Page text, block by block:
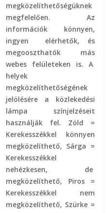
megközelíthetőségüknek
megfelelően. Az
információk könnyen,
ingyen elérhetők, és
megooszthatók más
webes felületeken is. A
helyek
megközelíthetőségének
jelölésére a közlekedési
lámpa színjelzéseit
használják fel. Zöld =
Kerekesszékkel könnyen
megközelíthető, Sárga =
Kerekesszékkel
nehézkesen, de
megközelíthető, Piros =
Kerekesszékkel nem
megközelíthető, Szürke =